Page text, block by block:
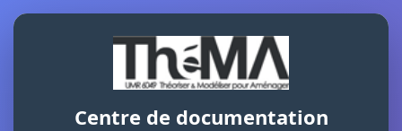
Centre de documentation